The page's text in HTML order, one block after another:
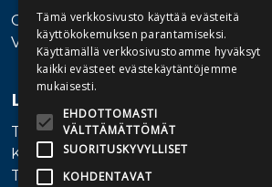
Ota yhteyttä
Vaihde: 010 345100
Lisätietoa
Toimitusehdot
Käyttöohjeet
Tietosuojaseloste
Tämä verkkosivusto käyttää evästeitä
käyttökokemuksen parantamiseksi.
Käyttämällä verkkosivustoamme hyväksyt
kaikki evästeet evästekäytäntöjemme
mukaisesti.
EHDOTTOMASTI
VÄLTTÄMÄTTÖMÄT
SUORITUSKYVYLLISET
KOHDENTAVAT